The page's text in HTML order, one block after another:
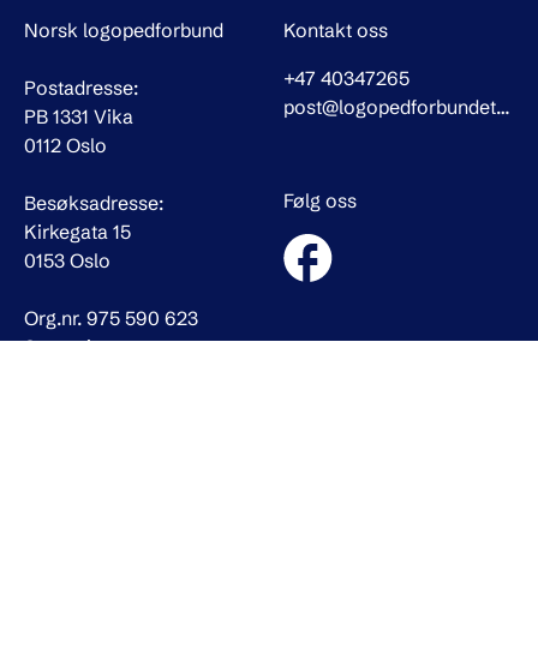
Norsk logopedforbund
Postadresse:
PB 1331 Vika
0112 Oslo
Besøksadresse:
Kirkegata 15
0153 Oslo
Org.nr. 975 590 623
Kontakt oss
+47 40347265
post@logopedforbundet.no
Følg oss
Snarveier